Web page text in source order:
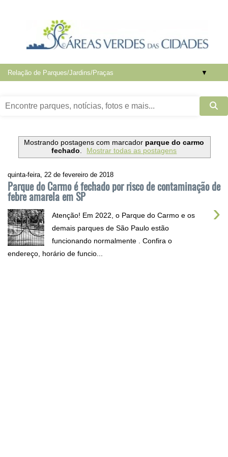
▼
Mostrando postagens com marcador parque do carmo
fechado. Mostrar todas as postagens
quinta-feira, 22 de fevereiro de 2018
Parque do Carmo é fechado por risco de contaminação de
febre amarela em SP
›
Atenção! Em 2022, o Parque do Carmo e os
demais parques de São Paulo estão
funcionando normalmente . Confira o
endereço, horário de funcio...